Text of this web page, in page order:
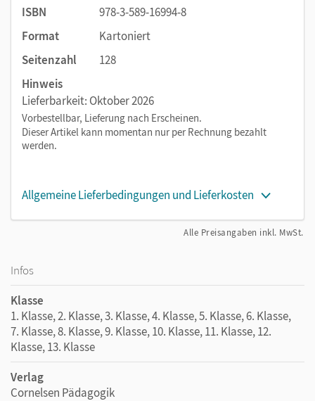
ISBN
978-3-589-16994-8
Format
Kartoniert
Seitenzahl
128
Hinweis
Lieferbarkeit: Oktober 2026
Vorbestellbar, Lieferung nach Erscheinen.
Dieser Artikel kann momentan nur per Rechnung bezahlt
werden.
Allgemeine Lieferbedingungen und Lieferkosten
Alle Preisangaben inkl. MwSt.
Infos
Klasse
1. Klasse, 2. Klasse, 3. Klasse, 4. Klasse, 5. Klasse, 6. Klasse,
7. Klasse, 8. Klasse, 9. Klasse, 10. Klasse, 11. Klasse, 12.
Klasse, 13. Klasse
Verlag
Cornelsen Pädagogik